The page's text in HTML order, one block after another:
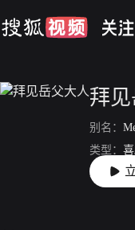
拜
别名：
类型：
上映：